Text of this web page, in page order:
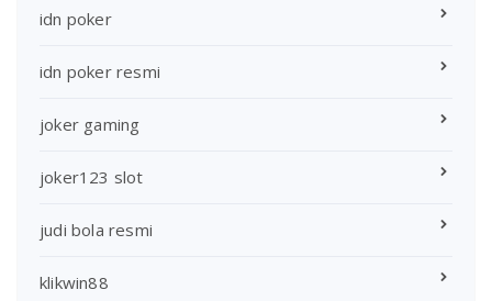
idn poker
idn poker resmi
joker gaming
joker123 slot
judi bola resmi
klikwin88